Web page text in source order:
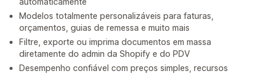
Modelos totalmente personalizáveis para faturas,
orçamentos, guias de remessa e muito mais
Filtre, exporte ou imprima documentos em massa
diretamente do admin da Shopify e do PDV
Desempenho confiável com preços simples, recursos